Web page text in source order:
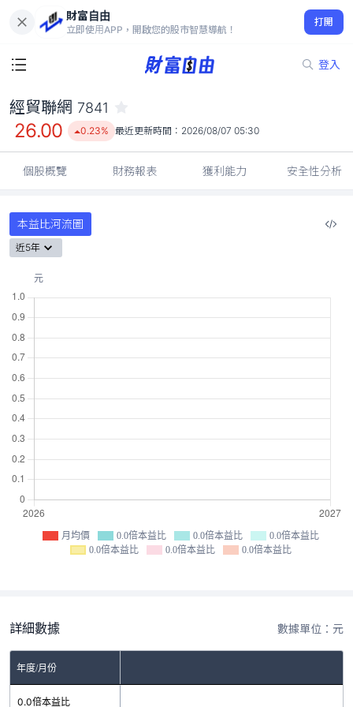
財富自由
立即使用APP，開啟您的股市智慧導航！
打開
登入
26.00
0.23%
經貿聯網 7841
26.00 0.23% 最近更新時間： 2026/08/07 05:30
個股概覽 財務報表 獲利能力 安全性分析
本益比河流圖
近5年
月均價 0.0倍本益比 0.0倍本益比
0.0倍本益比
0.0倍本益比
0.0倍本益比 0.0倍本益比
詳細數據 數據單位：元
年度/月份
0.0倍本益比